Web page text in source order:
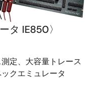
タ IE850〉
定、大容量トレース
クエミュレータ